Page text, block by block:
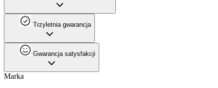
Trzyletnia gwarancja
Gwarancja satysfakcji
Marka